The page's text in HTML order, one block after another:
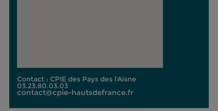
Contact : CPIE des Pays des l'Aisne
03.23.80.03.03
contact@cpie-hautsdefrance.fr